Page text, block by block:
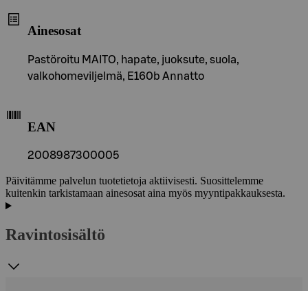
Ainesosat
Pastöroitu MAITO, hapate, juoksute, suola,
valkohomeviljelmä, E160b Annatto
EAN
2008987300005
Päivitämme palvelun tuotetietoja aktiivisesti. Suosittelemme
kuitenkin tarkistamaan ainesosat aina myös myyntipakkauksesta.
Ravintosisältö